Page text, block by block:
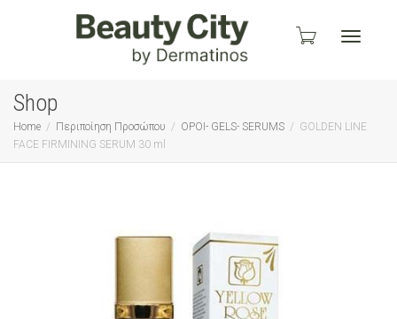
Shop
Home Περιποίηση Προσώπου ΟΡΟΙ- GELS- SERUMS
GOLDEN LINE
FACE FIRMINING SERUM 30 ml